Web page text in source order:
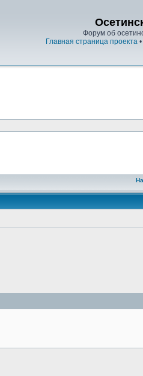
Форум об
Главная страница проекта •